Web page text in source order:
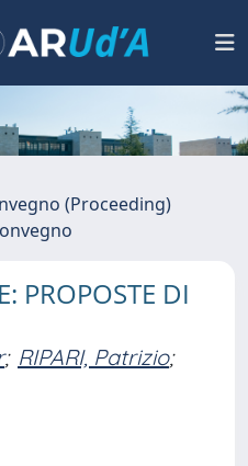
(Proceeding)
PROPOSTE DI
; RIPARI, Patrizio;